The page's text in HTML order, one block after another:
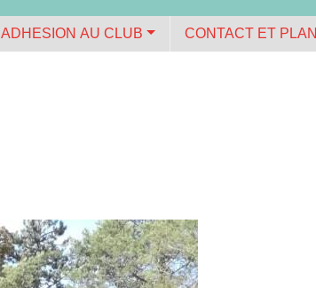
ADHESION AU CLUB CONTACT ET PLAN